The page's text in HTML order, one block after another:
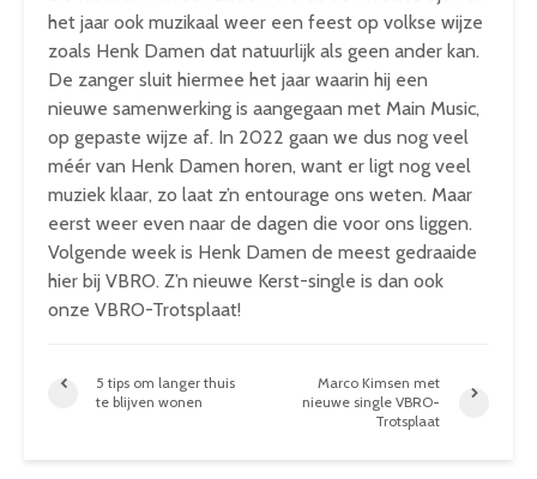
het jaar ook muzikaal weer een feest op volkse wijze
zoals Henk Damen dat natuurlijk als geen ander kan.
De zanger sluit hiermee het jaar waarin hij een
nieuwe samenwerking is aangegaan met Main Music,
op gepaste wijze af. In 2022 gaan we dus nog veel
méér van Henk Damen horen, want er ligt nog veel
muziek klaar, zo laat z’n entourage ons weten. Maar
eerst weer even naar de dagen die voor ons liggen.
Volgende week is Henk Damen de meest gedraaide
hier bij VBRO. Z’n nieuwe Kerst-single is dan ook
onze VBRO-Trotsplaat!
5 tips om langer thuis
te blijven wonen
Marco Kimsen met
nieuwe single VBRO-
Trotsplaat